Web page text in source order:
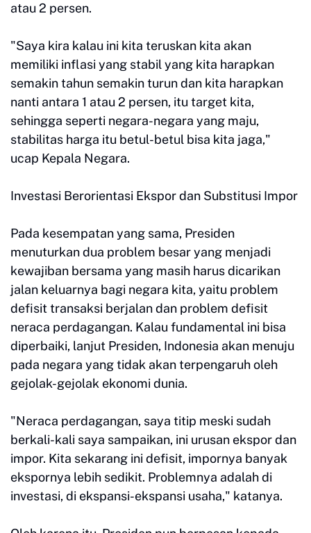
atau 2 persen.
"Saya kira kalau ini kita teruskan kita akan
memiliki inflasi yang stabil yang kita harapkan
semakin tahun semakin turun dan kita harapkan
nanti antara 1 atau 2 persen, itu target kita,
sehingga seperti negara-negara yang maju,
stabilitas harga itu betul-betul bisa kita jaga,"
ucap Kepala Negara.
Investasi Berorientasi Ekspor dan Substitusi Impor
Pada kesempatan yang sama, Presiden
menuturkan dua problem besar yang menjadi
kewajiban bersama yang masih harus dicarikan
jalan keluarnya bagi negara kita, yaitu problem
defisit transaksi berjalan dan problem defisit
neraca perdagangan. Kalau fundamental ini bisa
diperbaiki, lanjut Presiden, Indonesia akan menuju
pada negara yang tidak akan terpengaruh oleh
gejolak-gejolak ekonomi dunia.
"Neraca perdagangan, saya titip meski sudah
berkali-kali saya sampaikan, ini urusan ekspor dan
impor. Kita sekarang ini defisit, impornya banyak
ekspornya lebih sedikit. Problemnya adalah di
investasi, di ekspansi-ekspansi usaha," katanya.